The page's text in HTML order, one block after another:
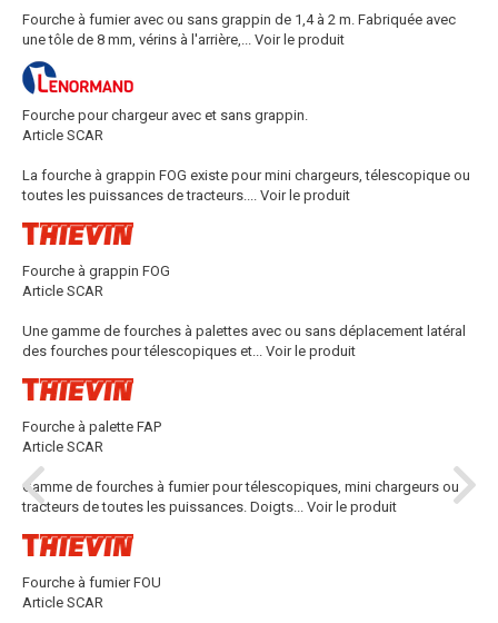
Fourche à fumier avec ou sans grappin de 1,4 à 2 m. Fabriquée avec
une tôle de 8 mm, vérins à l'arrière,...
Voir le produit
Fourche pour chargeur avec et sans grappin.
Article SCAR
La fourche à grappin FOG existe pour mini chargeurs, télescopique ou
toutes les puissances de tracteurs....
Voir le produit
Fourche à grappin FOG
Article SCAR
Une gamme de fourches à palettes avec ou sans déplacement latéral
des fourches pour télescopiques et...
Voir le produit
Fourche à palette FAP
Article SCAR
Gamme de fourches à fumier pour télescopiques, mini chargeurs ou
tracteurs de toutes les puissances. Doigts...
Voir le produit
Fourche à fumier FOU
Article SCAR